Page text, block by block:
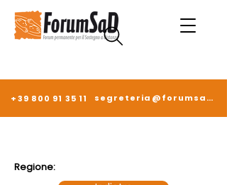
+39 800 91 35 11 segreteria@forumsad.it
Regione: